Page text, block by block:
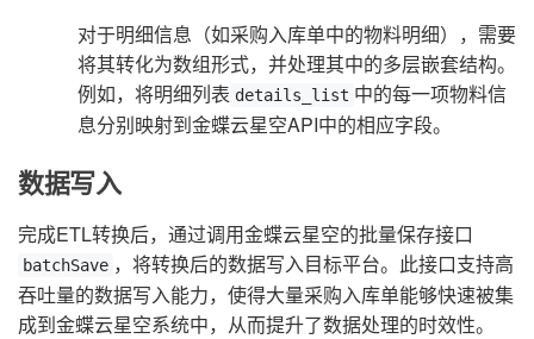
对于明细信息（如采购入库单中的物料明细），需要
将其转化为数组形式，并处理其中的多层嵌套结构。
例如，将明细列表 details_list 中的每一项物料信
息分别映射到金蝶云星空API中的相应字段。
数据写入
完成ETL转换后，通过调用金蝶云星空的批量保存接口
batchSave ，将转换后的数据写入目标平台。此接口支持高
吞吐量的数据写入能力，使得大量采购入库单能够快速被集
成到金蝶云星空系统中，从而提升了数据处理的时效性。